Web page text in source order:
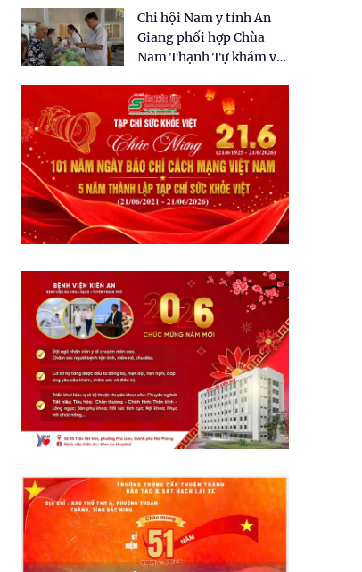
dân tại xã Tân Tập
Chi hội Nam y tỉnh An
Giang phối hợp Chùa
Nam Thạnh Tự khám và
nhân dân